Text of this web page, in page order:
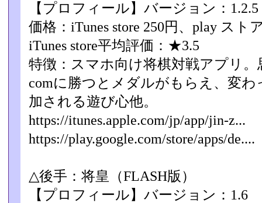
【プロフィール】バージョン：1.2.5
価格：iTunes store 250円、play スト
iTunes store平均評価：★3.5
特徴：スマホ向け将棋対戦アプリ
comに勝つとメダル­がもらえ、変
加される遊び心他。
https://itunes.apple.com/jp/app/jin-z...
https://play.google.com/store/apps/de....
△後手：将皇（FLASH版）
【プロフィール】バージョン：1.6